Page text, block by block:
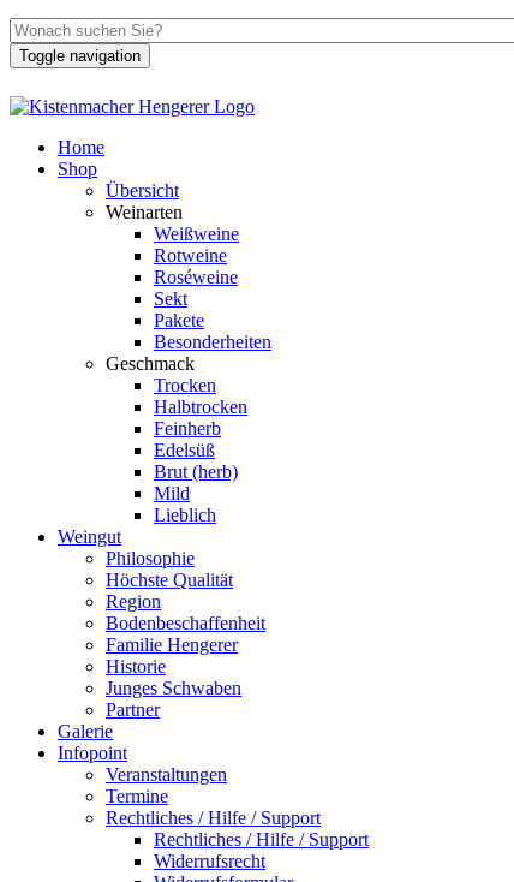
Toggle navigation
Home
Shop
Übersicht
Weinarten
Weißweine
Rotweine
Roséweine
Sekt
Pakete
Besonderheiten
Geschmack
Trocken
Halbtrocken
Feinherb
Edelsüß
Brut (herb)
Mild
Lieblich
Weingut
Philosophie
Höchste Qualität
Region
Bodenbeschaffenheit
Familie Hengerer
Historie
Junges Schwaben
Partner
Galerie
Infopoint
Veranstaltungen
Termine
Rechtliches / Hilfe / Support
Rechtliches / Hilfe / Support
Widerrufsrecht